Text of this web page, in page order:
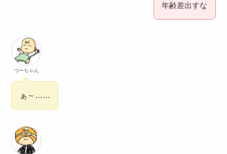
年齢差出すな
つーちゃん
ぁ～……